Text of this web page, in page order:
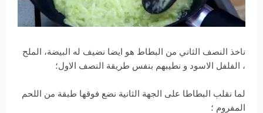
ناخذ النصف الثاني من البطاط هو ايضا نضيف له البيضة، الملح
، الفلفل الاسود و نطيبهم بنفس طريقة النصف الاول؛
لما نقلب البطاطا على الجهة الثانية نضع فوقها طبقة من اللحم
المفروم ؛